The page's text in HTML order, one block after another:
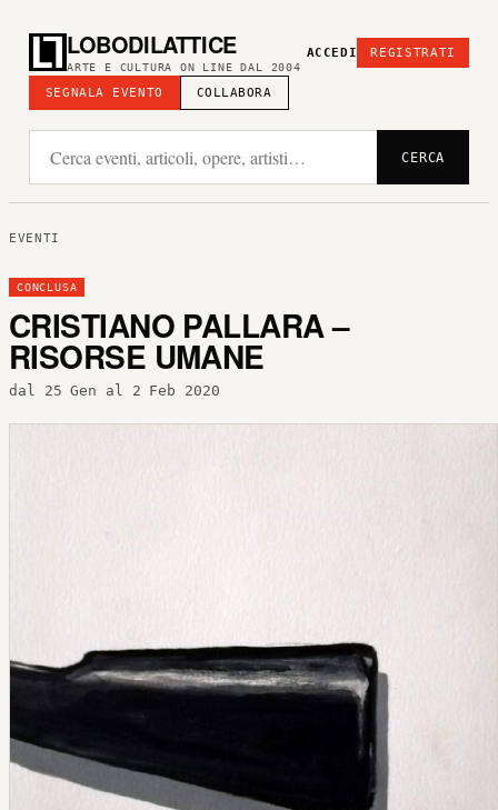
LOBODILATTICE
ARTE E CULTURA ON LINE DAL 2004
SEGNALA EVENTO COLLABORA
ACCEDI REGISTRATI
CERCA
EVENTI
CONCLUSA
CRISTIANO PALLARA –
RISORSE UMANE
dal 25 Gen al 2 Feb 2020